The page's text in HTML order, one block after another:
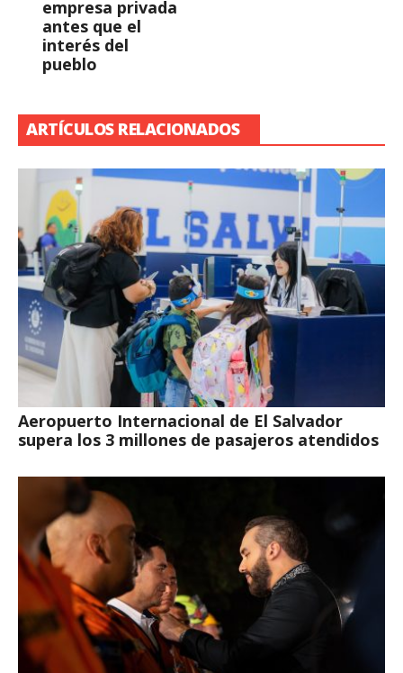
empresa privada
antes que el
interés del
pueblo
ARTÍCULOS RELACIONADOS
Aeropuerto Internacional de El Salvador
supera los 3 millones de pasajeros atendidos